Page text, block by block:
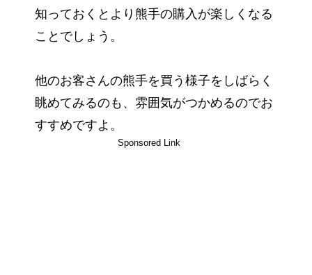
知っておくとより熊手の購入が楽しくなる
ことでしょう。
他のお客さんの熊手を買う様子をしばらく
眺めてみるのも、雰囲気がつかめるのでお
すすめですよ。
Sponsored Link